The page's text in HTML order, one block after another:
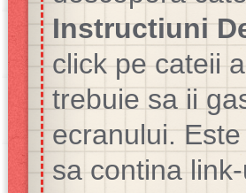
Instructiuni
click pe cateii
trebuie sa ii
ecranului.
sa contina